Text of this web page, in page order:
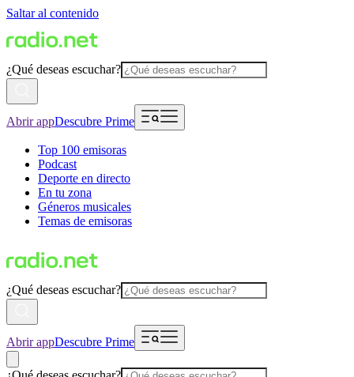
Saltar al contenido
¿Qué deseas escuchar?
Abrir appDescubre Prime
Top 100 emisoras
Podcast
Deporte en directo
En tu zona
Géneros musicales
Temas de emisoras
¿Qué deseas escuchar?
Abrir appDescubre Prime